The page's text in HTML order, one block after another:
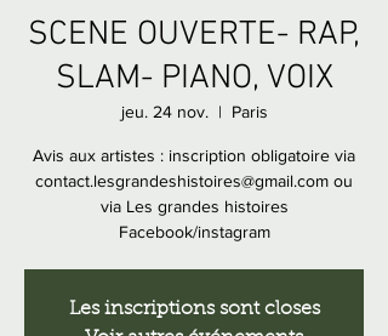
SCENE OUVERTE- RAP,
SLAM- PIANO, VOIX
jeu. 24 nov.
  |
Paris
Avis aux artistes : inscription obligatoire via
contact.lesgrandeshistoires@gmail.com ou
via Les grandes histoires
Facebook/instagram
Les inscriptions sont closes